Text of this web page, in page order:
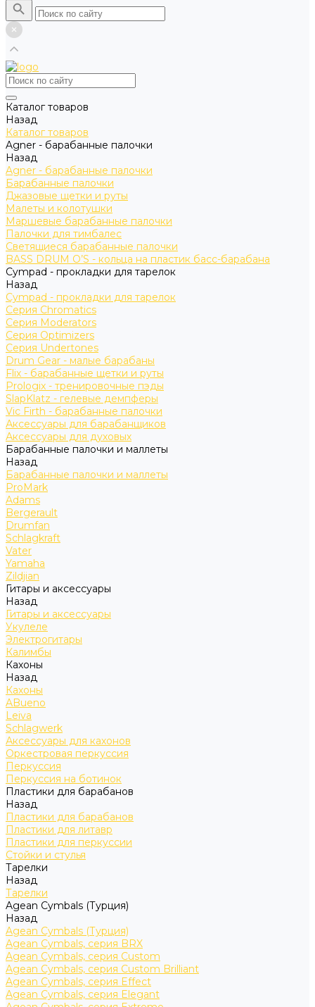
Каталог товаров
Назад
Каталог товаров
Agner - барабанные палочки
Назад
Agner - барабанные палочки
Барабанные палочки
Джазовые щетки и руты
Малеты и колотушки
Маршевые барабанные палочки
Палочки для тимбалес
Светящиеся барабанные палочки
BASS DRUM O’S - кольца на пластик басс-барабана
Cympad - прокладки для тарелок
Назад
Cympad - прокладки для тарелок
Серия Chromatics
Серия Moderators
Серия Optimizers
Серия Undertones
Drum Gear - малые барабаны
Flix - барабанные щетки и руты
Prologix - тренировочные пэды
SlapKlatz - гелевые демпферы
Vic Firth - барабанные палочки
Аксессуары для барабанщиков
Аксессуары для духовых
Барабанные палочки и маллеты
Назад
Барабанные палочки и маллеты
ProMark
Adams
Bergerault
Drumfan
Schlagkraft
Vater
Yamaha
Zildjian
Гитары и аксессуары
Назад
Гитары и аксессуары
Укулеле
Электрогитары
Калимбы
Кахоны
Назад
Кахоны
ABueno
Leiva
Schlagwerk
Аксессуары для кахонов
Оркестровая перкуссия
Перкуссия
Перкуссия на ботинок
Пластики для барабанов
Назад
Пластики для барабанов
Пластики для литавр
Пластики для перкуссии
Стойки и стулья
Тарелки
Назад
Тарелки
Agean Cymbals (Турция)
Назад
Agean Cymbals (Турция)
Agean Cymbals, серия BRX
Agean Cymbals, серия Custom
Agean Cymbals, серия Custom Brilliant
Agean Cymbals, серия Effect
Agean Cymbals, серия Elegant